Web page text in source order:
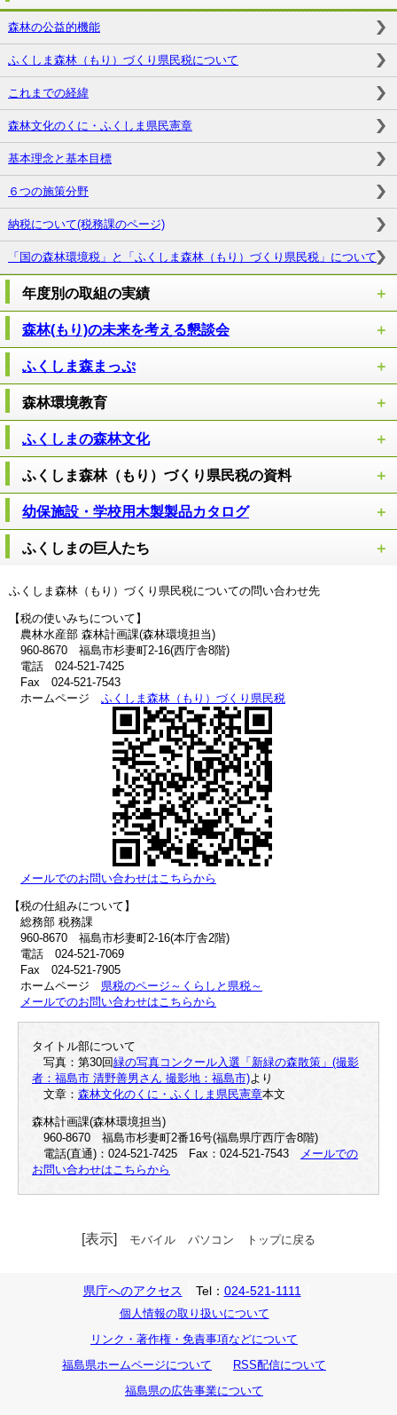
森林の公益的機能
ふくしま森林（もり）づくり県民税について
これまでの経緯
森林文化のくに・ふくしま県民憲章
基本理念と基本目標
６つの施策分野
納税について(税務課のページ)
「国の森林環境税」と「ふくしま森林（もり）づくり県民税」について
年度別の取組の実績
森林(もり)の未来を考える懇談会
ふくしま森まっぷ
森林環境教育
ふくしまの森林文化
ふくしま森林（もり）づくり県民税の資料
幼保施設・学校用木製製品カタログ
ふくしまの巨人たち
ふくしま森林（もり）づくり県民税についての問い合わせ先
【税の使いみちについて】
農林水産部 森林計画課(森林環境担当)
960-8670 福島市杉妻町2-16(西庁舎8階)
電話 024-521-7425
Fax 024-521-7543
ホームページ ふくしま森林（もり）づくり県民税
メールでのお問い合わせはこちらから
【税の仕組みについて】
総務部 税務課
960-8670 福島市杉妻町2-16(本庁舎2階)
電話 024-521-7069
Fax 024-521-7905
ホームページ 県税のページ～くらしと県税～
メールでのお問い合わせはこちらから
タイトル部について
写真：第30回緑の写真コンクール入選「新緑の森散策」(撮影
者：福島市 清野善男さん 撮影地：福島市)より
文章： 森林文化のくに・ふくしま県民憲章本文
森林計画課(森林環境担当)
960-8670 福島市杉妻町2番16号(福島県庁西庁舎8階)
電話(直通)：024-521-7425 Fax：024-521-7543
メールでの
お問い合わせはこちらから
[表示] モバイル パソコン トップに戻る
県庁へのアクセス Tel： 024-521-1111
個人情報の取り扱いについて
リンク・著作権・免責事項などについて
福島県ホームページについて
RSS配信について
福島県の広告事業について